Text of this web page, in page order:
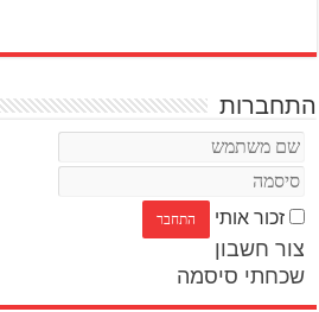
התחברות
זכור אותי
צור חשבון
שכחתי סיסמה